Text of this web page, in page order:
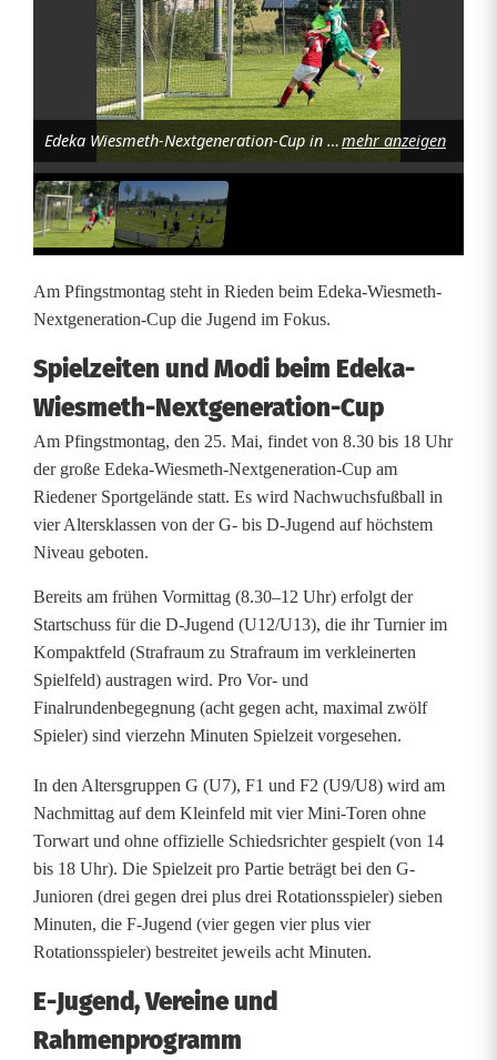
W
i
e
m
e
t
h
-
N
x
t
g
e
n
e
r
a
t
i
o
Edeka Wiesmeth-Nextgeneration-Cup in Rieden. Foto: C. Gaumehr anzeigen
Am Pfingstmontag steht in Rieden beim Edeka-Wiesmeth-
Nextgeneration-Cup die Jugend im Fokus.
Spielzeiten und Modi beim Edeka-
Wiesmeth-Nextgeneration-Cup
Am Pfingstmontag, den 25. Mai, findet von 8.30 bis 18 Uhr
der große Edeka-Wiesmeth-Nextgeneration-Cup am
Riedener Sportgelände statt. Es wird Nachwuchsfußball in
vier Altersklassen von der G- bis D-Jugend auf höchstem
Niveau geboten.
Bereits am frühen Vormittag (8.30–12 Uhr) erfolgt der
Startschuss für die D-Jugend (U12/U13), die ihr Turnier im
Kompaktfeld (Strafraum zu Strafraum im verkleinerten
Spielfeld) austragen wird. Pro Vor- und
Finalrundenbegegnung (acht gegen acht, maximal zwölf
Spieler) sind vierzehn Minuten Spielzeit vorgesehen.
In den Altersgruppen G (U7), F1 und F2 (U9/U8) wird am
Nachmittag auf dem Kleinfeld mit vier Mini-Toren ohne
Torwart und ohne offizielle Schiedsrichter gespielt (von 14
bis 18 Uhr). Die Spielzeit pro Partie beträgt bei den G-
Junioren (drei gegen drei plus drei Rotationsspieler) sieben
Minuten, die F-Jugend (vier gegen vier plus vier
Rotationsspieler) bestreitet jeweils acht Minuten.
E-Jugend, Vereine und
Rahmenprogramm